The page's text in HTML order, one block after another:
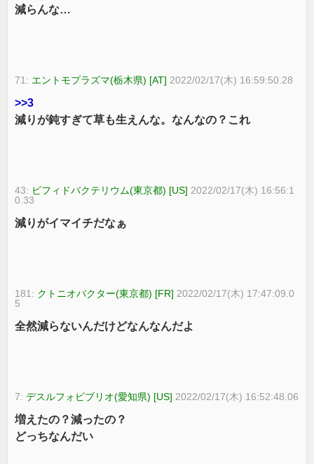
減らんな…
71: エントモプラズマ(栃木県) [AT] 2022/02/17(木) 16:59:50.28
>>3
減りが鈍すぎて草も生えんな。なんなの？これ
43: ビフィドバクテリウム(東京都) [US] 2022/02/17(木) 16:56:1
0.33
減りがイマイチだなぁ
181: クトニオバクター(東京都) [FR] 2022/02/17(木) 17:47:09.0
5
全然減らないんだけどなんなんだよ
7:デスルフォビブリオ(愛知県) [US] 2022/02/17(木) 16:52:48.06
増えたの？減ったの？
どっちなんだい